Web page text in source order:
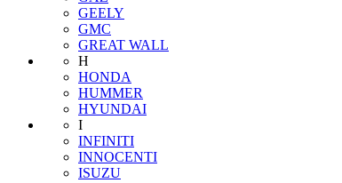
GEELY
GMC
GREAT WALL
H
HONDA
HUMMER
HYUNDAI
I
INFINITI
INNOCENTI
ISUZU